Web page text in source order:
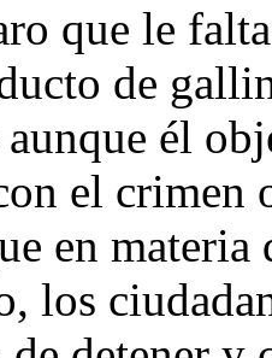
que le
de
él
el crimen
en
los